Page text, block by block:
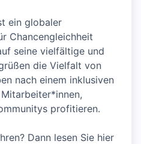
ein globaler
Chancengleichheit
seine vielfältige und
die Vielfalt von
nach einem inklusiven
profitieren.
Dann lesen Sie hier